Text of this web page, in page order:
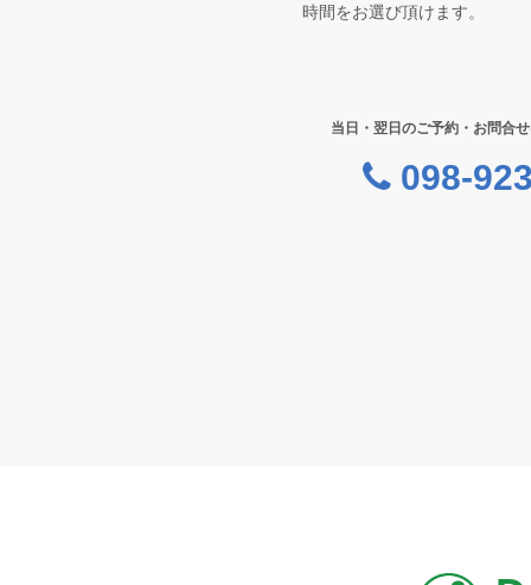
時間をお選び頂けます。
当日・翌日のご予約・お問合
098-